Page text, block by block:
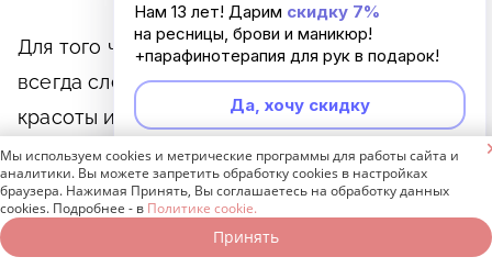
Для того чтобы создать стильный маникюр, не
всегда следует спешить и звонить в салон
красоты и записываться к мастеру. Вы вполне
можете самостоятельно, в домашних
условиях выполнить оригинальный и модный
дизайн. Для этого необходимо терпение,
некоторые инструменты, покрытия и, конечно
Нам 13 лет! Дарим скидку 7%
на ресницы, брови и маникюр!
+парафинотерапия для рук в подарок!
Да, хочу скидку
Неинтересно
Мы используем cookies и метрические программы для работы сайта и
аналитики. Вы можете запретить обработку cookies в настройках
браузера. Нажимая Принять, Вы соглашаетесь на обработку данных
cookies. Подробнее - в Политике cookie.
Принять